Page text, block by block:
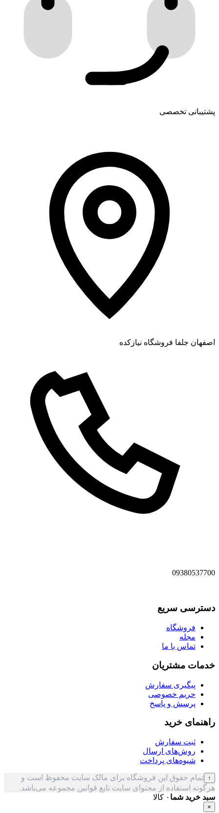
پشتیبانی تخصصی
اصفهان جلفا فروشگاه نیازکده
09380537700
دسترسی سریع
فروشگاه
مجله
تماس با ما
خدمات مشتریان
پیگیری سفارش
حریم خصوصی
پرسش و پاسخ
راهنمای خرید
ثبت سفارش
روش‌های ارسال
شیوه‌های پرداخت
↑ تمام حقوق این فروشگاه برای مالک سایت محفوظ است و
هرگونه استفاده از محتوای سایت تابع قوانین مجموعه می‌باشد.
سبد خرید شما ۰ کالا
×